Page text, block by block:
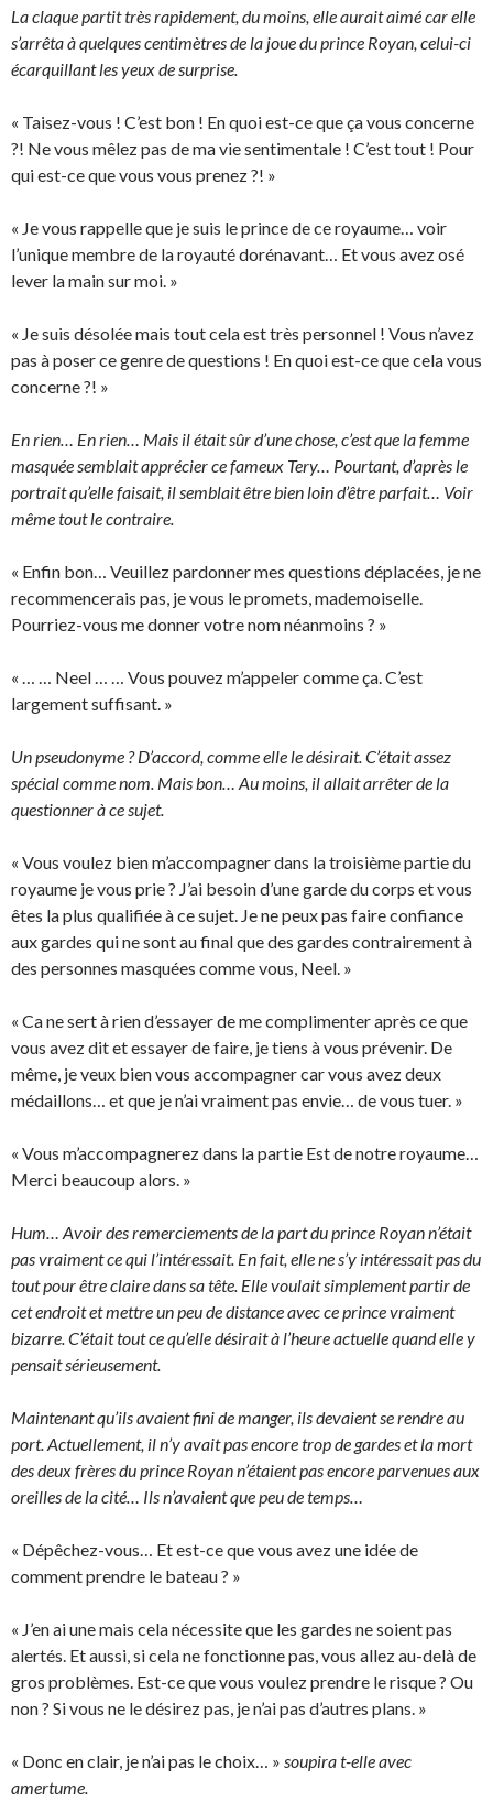
La claque partit très rapidement, du moins, elle aurait aimé car elle
s’arrêta à quelques centimètres de la joue du prince Royan, celui-ci
écarquillant les yeux de surprise.
« Taisez-vous ! C’est bon ! En quoi est-ce que ça vous concerne
?! Ne vous mêlez pas de ma vie sentimentale ! C’est tout ! Pour
qui est-ce que vous vous prenez ?! »
« Je vous rappelle que je suis le prince de ce royaume… voir
l’unique membre de la royauté dorénavant… Et vous avez osé
lever la main sur moi. »
« Je suis désolée mais tout cela est très personnel ! Vous n’avez
pas à poser ce genre de questions ! En quoi est-ce que cela vous
concerne ?! »
En rien… En rien… Mais il était sûr d’une chose, c’est que la femme
masquée semblait apprécier ce fameux Tery… Pourtant, d’après le
portrait qu’elle faisait, il semblait être bien loin d’être parfait… Voir
même tout le contraire.
« Enfin bon… Veuillez pardonner mes questions déplacées, je ne
recommencerais pas, je vous le promets, mademoiselle.
Pourriez-vous me donner votre nom néanmoins ? »
« … … Neel … … Vous pouvez m’appeler comme ça. C’est
largement suffisant. »
Un pseudonyme ? D’accord, comme elle le désirait. C’était assez
spécial comme nom. Mais bon… Au moins, il allait arrêter de la
questionner à ce sujet.
« Vous voulez bien m’accompagner dans la troisième partie du
royaume je vous prie ? J’ai besoin d’une garde du corps et vous
êtes la plus qualifiée à ce sujet. Je ne peux pas faire confiance
aux gardes qui ne sont au final que des gardes contrairement à
des personnes masquées comme vous, Neel. »
« Ca ne sert à rien d’essayer de me complimenter après ce que
vous avez dit et essayer de faire, je tiens à vous prévenir. De
même, je veux bien vous accompagner car vous avez deux
médaillons… et que je n’ai vraiment pas envie… de vous tuer. »
« Vous m’accompagnerez dans la partie Est de notre royaume…
Merci beaucoup alors. »
Hum… Avoir des remerciements de la part du prince Royan n’était
pas vraiment ce qui l’intéressait. En fait, elle ne s’y intéressait pas du
tout pour être claire dans sa tête. Elle voulait simplement partir de
cet endroit et mettre un peu de distance avec ce prince vraiment
bizarre. C’était tout ce qu’elle désirait à l’heure actuelle quand elle y
pensait sérieusement.
Maintenant qu’ils avaient fini de manger, ils devaient se rendre au
port. Actuellement, il n’y avait pas encore trop de gardes et la mort
des deux frères du prince Royan n’étaient pas encore parvenues aux
oreilles de la cité… Ils n’avaient que peu de temps…
« Dépêchez-vous… Et est-ce que vous avez une idée de
comment prendre le bateau ? »
« J’en ai une mais cela nécessite que les gardes ne soient pas
alertés. Et aussi, si cela ne fonctionne pas, vous allez au-delà de
gros problèmes. Est-ce que vous voulez prendre le risque ? Ou
non ? Si vous ne le désirez pas, je n’ai pas d’autres plans. »
« Donc en clair, je n’ai pas le choix… » soupira t-elle avec
amertume.